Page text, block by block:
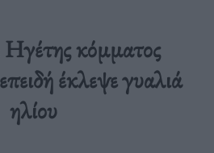
κόμματος
έκλεψε γυαλιά
ηλίου